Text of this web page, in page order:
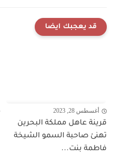
قد يعجبك ايضا
أغسطس 28, 2023
قرينة عاهل مملكة البحرين
تهنئ صاحبة السمو الشيخة
فاطمة بنت...